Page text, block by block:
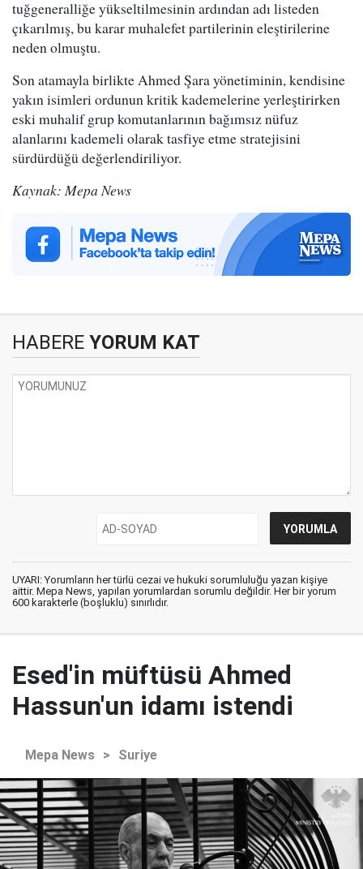
tuğgeneralliğe yükseltilmesinin ardından adı listeden
çıkarılmış, bu karar muhalefet partilerinin eleştirilerine
neden olmuştu.
Son atamayla birlikte Ahmed Şara yönetiminin, kendisine
yakın isimleri ordunun kritik kademelerine yerleştirirken
eski muhalif grup komutanlarının bağımsız nüfuz
alanlarını kademeli olarak tasfiye etme stratejisini
sürdürdüğü değerlendiriliyor.
Kaynak: Mepa News
HABERE YORUM KAT
UYARI: Yorumların her türlü cezai ve hukuki sorumluluğu yazan kişiye
aittir. Mepa News, yapılan yorumlardan sorumlu değildir. Her bir yorum
600 karakterle (boşluklu) sınırlıdır.
Esed'in müftüsü Ahmed
Hassun'un idamı istendi
Mepa News > Suriye